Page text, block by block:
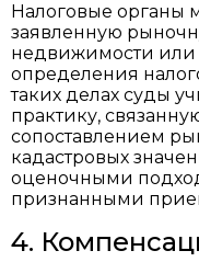
Налоговые органы
заявленную
недвижимости или
определения
таких делах суды
практику,
сопоставлением
кадастровых
оценочными
признанными
4.